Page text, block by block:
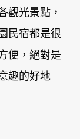
觀光景點，
民宿都是很
便，絕對是
趣的好地